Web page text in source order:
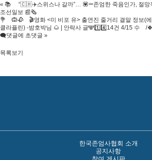
« 📚 “🇨🇭✈️스위스나 갈까”… 💟⚰️존엄한 죽음인가, 절망
조선일보 📰🗞
💐 🙉🥀 🎬영화 <미 비포 유> 출연진 줄거리 결말 정보(에
클라플린) -밤호박님 🌰 | 안락사 글🕎1️⃣4️⃣14건 4/15 수 /
🗨댓글에 초댓글 »
목록보기
한국존엄사협회 소개
공지사항